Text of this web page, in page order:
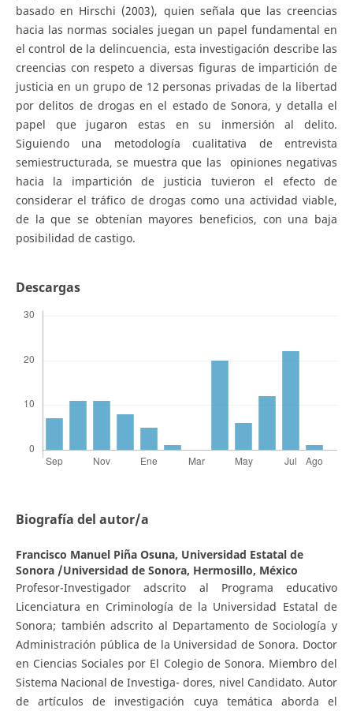
basado en Hirschi (2003), quien señala que las creencias
hacia las normas sociales juegan un papel fundamental en
el control de la delincuencia, esta investigación describe las
creencias con respeto a diversas figuras de impartición de
justicia en un grupo de 12 personas privadas de la libertad
por delitos de drogas en el estado de Sonora, y detalla el
papel que jugaron estas en su inmersión al delito.
Siguiendo una metodología cualitativa de entrevista
semiestructurada, se muestra que las opiniones negativas
hacia la impartición de justicia tuvieron el efecto de
considerar el tráfico de drogas como una actividad viable,
de la que se obtenían mayores beneficios, con una baja
posibilidad de castigo.
Descargas
Biografía del autor/a
Francisco Manuel Piña Osuna, Universidad Estatal de
Sonora /Universidad de Sonora, Hermosillo, México
Profesor-Investigador adscrito al Programa educativo
Licenciatura en Criminología de la Universidad Estatal de
Sonora; también adscrito al Departamento de Sociología y
Administración pública de la Universidad de Sonora. Doctor
en Ciencias Sociales por El Colegio de Sonora. Miembro del
Sistema Nacional de Investiga- dores, nivel Candidato. Autor
de artículos de investigación cuya temática aborda el